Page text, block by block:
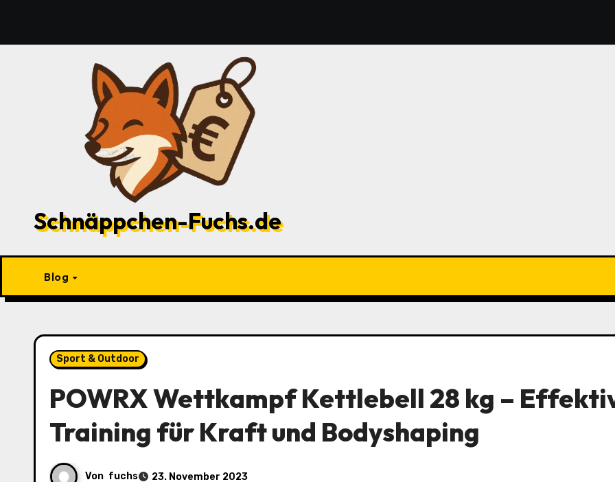
springen
Schnäppchen-Fuchs.de
Blog
Sport & Outdoor
POWRX Wettkampf Kettlebell 28 kg –
Training für Kraft und Bodyshaping
Von fuchs
23. November 2023